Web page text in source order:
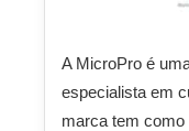
A MicroPro é
especialista em
marca tem